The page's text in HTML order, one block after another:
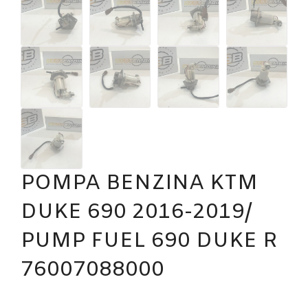
Carrello
POMPA BENZINA KTM
DUKE 690 2016-2019/
PUMP FUEL 690 DUKE R
76007088000